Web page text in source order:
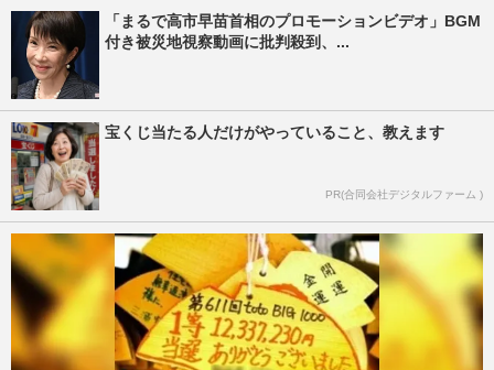
「まるで高市早苗首相のプロモーションビデオ」BGM
付き被災地視察動画に批判殺到、...
宝くじ当たる人だけがやっていること、教えます
PR(合同会社デジタルファーム )